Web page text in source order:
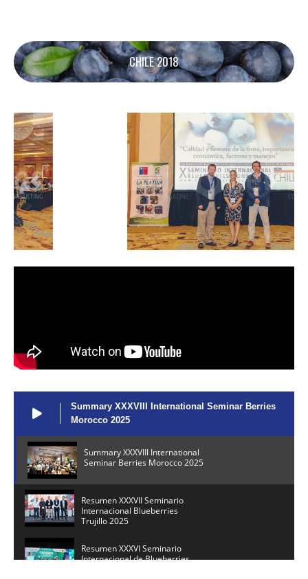
CHILE 2018
Previous Next
Summary XXXVIII International Seminar Berries
Morocco 2025
Summary XXXVIII International
Seminar Berries Morocco 2025
Resumen XXXVII Seminario
Internacional Blueberries
Trujillo 2025
Resumen XXXVI Seminario
Internacional de Blueberries